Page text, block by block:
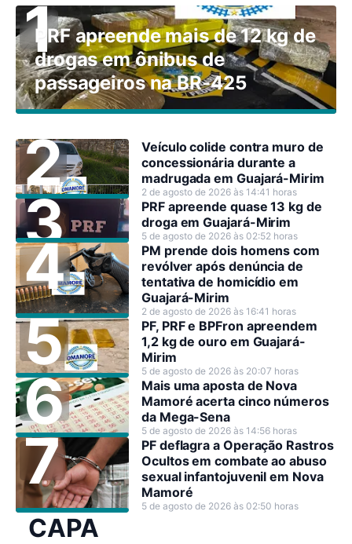
PRF apreende mais de 12 kg de
drogas em ônibus de
passageiros na BR-425
Veículo colide contra muro de
concessionária durante a
madrugada em Guajará-Mirim
2 de agosto de 2026 às 14:41 horas
PRF apreende quase 13 kg de
droga em Guajará-Mirim
5 de agosto de 2026 às 02:52 horas
PM prende dois homens com
revólver após denúncia de
tentativa de homicídio em
Guajará-Mirim
2 de agosto de 2026 às 16:41 horas
PF, PRF e BPFron apreendem
1,2 kg de ouro em Guajará-
Mirim
5 de agosto de 2026 às 20:07 horas
Mais uma aposta de Nova
Mamoré acerta cinco números
da Mega-Sena
5 de agosto de 2026 às 14:56 horas
PF deflagra a Operação Rastros
Ocultos em combate ao abuso
sexual infantojuvenil em Nova
Mamoré
5 de agosto de 2026 às 02:50 horas
CAPA